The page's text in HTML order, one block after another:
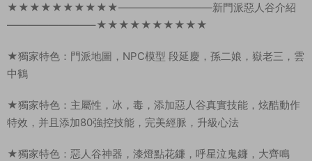
★★★★★★★★★★—————————新門派惡人谷介紹
————————–★★★★★★★★★★
★獨家特色：門派地圖，NPC模型 段延慶，孫二娘，嶽老三，雲
中鶴
★獨家特色：主屬性，冰，毒，添加惡人谷真實技能，炫酷動作
特效，并且添加80強控技能，完美經脈，升級心法
★獨家特色：惡人谷神器，漆燈點花鐮，呼星泣鬼鐮，大齊鳴